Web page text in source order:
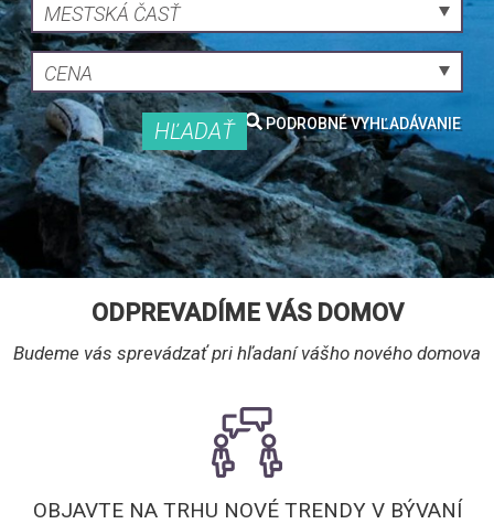
MESTSKÁ ČASŤ
CENA
PODROBNÉ VYHĽADÁVANIE
HĽADAŤ
ODPREVADÍME VÁS DOMOV
Budeme vás sprevádzať pri hľadaní vášho nového domova
OBJAVTE NA TRHU NOVÉ TRENDY V BÝVANÍ